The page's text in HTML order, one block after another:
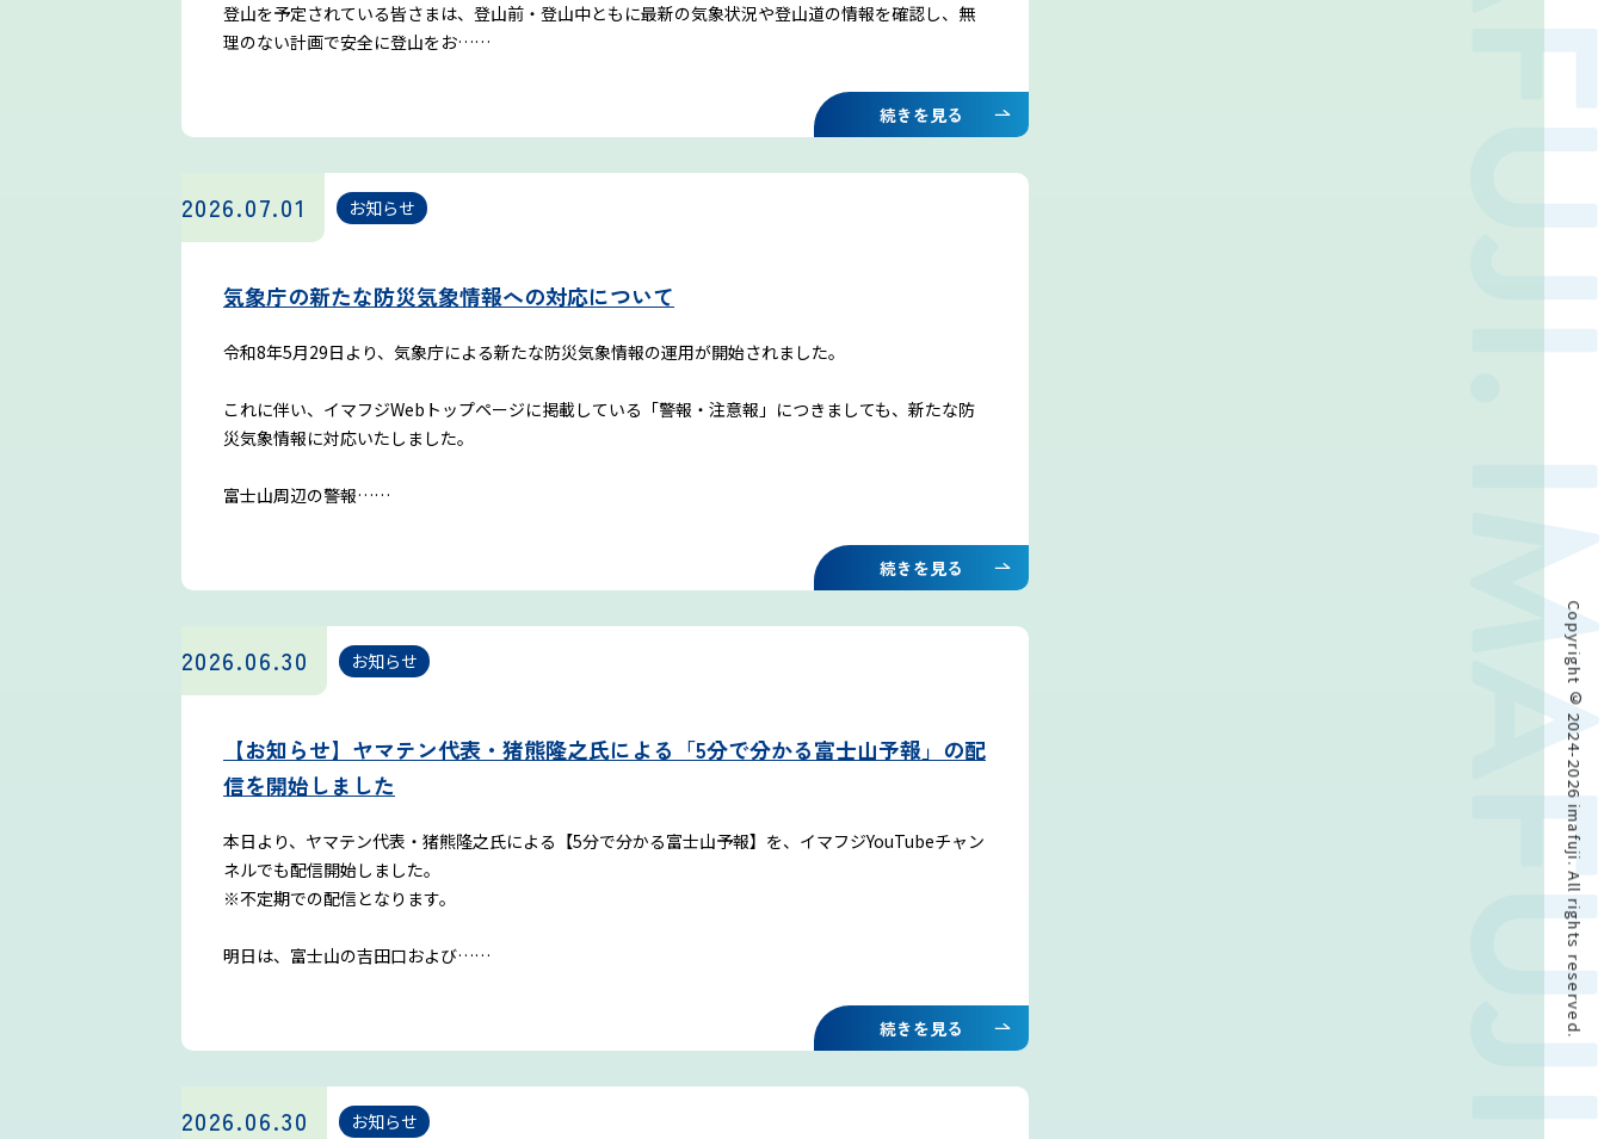
登山を予定されている皆さまは、登山前・登山中ともに最新の気象状況や登山道の情報を確認し、無
理のない計画で安全に登山をお……
続きを見る
2026.07.01 お知らせ
気象庁の新たな防災気象情報への対応について
令和8年5月29日より、気象庁による新たな防災気象情報の運用が開始されました。
これに伴い、イマフジWebトップページに掲載している「警報・注意報」につきましても、新たな防
災気象情報に対応いたしました。
富士山周辺の警報……
続きを見る
2026.06.30 お知らせ
【お知らせ】ヤマテン代表・猪熊隆之氏による「5分で分かる富士山予報」の配
信を開始しました
本日より、ヤマテン代表・猪熊隆之氏による【5分で分かる富士山予報】を、イマフジYouTubeチャン
ネルでも配信開始しました。
※不定期での配信となります。
明日は、富士山の吉田口および……
続きを見る
2026.06.30 お知らせ
Copyright © 2024-2026 imafuji. All rights reserved.